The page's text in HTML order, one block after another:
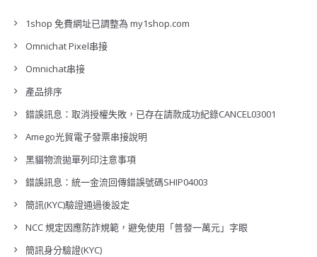
1shop 免費網址已調整為 my1shop.com
Omnichat Pixel串接
Omnichat串接
產品排序
錯誤訊息：取消授權失敗，已存在請款成功紀錄CANCEL03001
Amego光貿電子發票串接說明
黑貓物流拋單列印注意事項
錯誤訊息：統一金流回傳錯誤號碼SHIP04003
簡訊(KYC)驗證通過後設定
NCC 規定因應防詐規範，避免使用「普發一萬元」字眼
簡訊身分驗證(KYC)